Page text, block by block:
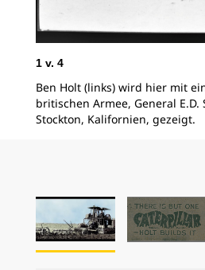
1 v. 4
Ben Holt (links) wird hier mit
britischen Armee, General
Stockton, Kalifornien, gezeigt.